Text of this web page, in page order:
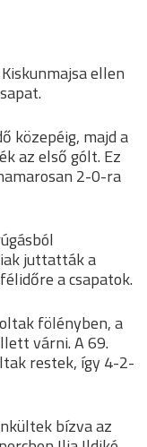
ellen
közepéig, majd a
az első gólt. Ez
2-0-ra
juttatták a
a csapatok.
fölényben, a
várni. A 69.
restek, így 4-2-
bízva az